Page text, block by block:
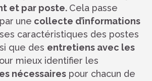
et par poste. Cela passe
une collecte d’informations
caractéristiques des postes
que des entretiens avec les
mieux identifier les
nécessaires pour chacun de